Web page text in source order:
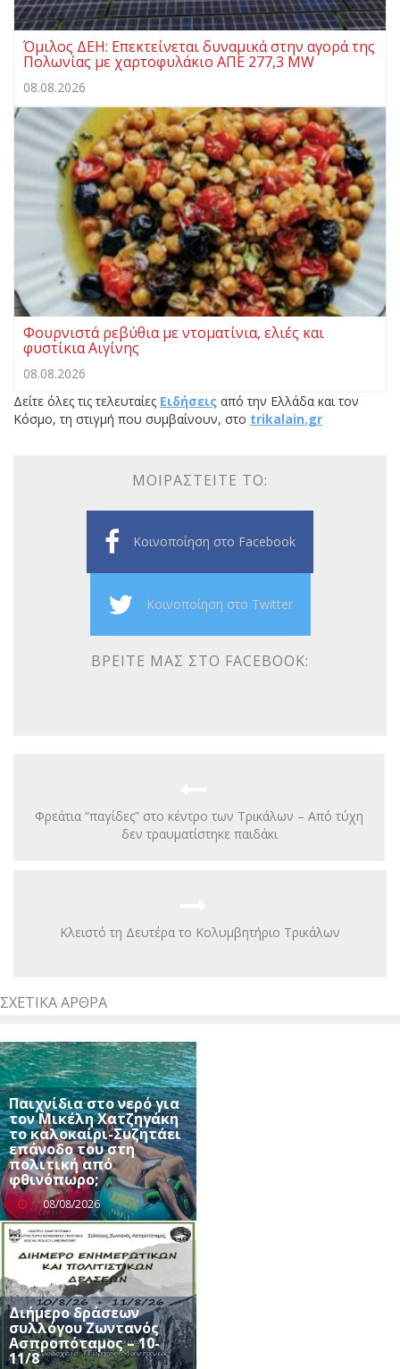
Όμιλος ΔΕΗ: Επεκτείνεται δυναμικά στην αγορά της
Πολωνίας με χαρτοφυλάκιο ΑΠΕ 277,3 MW
08.08.2026
Φουρνιστά ρεβύθια με ντοματίνια, ελιές και
φυστίκια Αιγίνης
08.08.2026
Δείτε όλες τις τελευταίες Ειδήσεις από την Ελλάδα και τον
Κόσμο, τη στιγμή που συμβαίνουν, στο trikalain.gr
ΜΟΙΡΑΣΤΕΊΤΕ ΤΟ:
Κοινοποίηση στο Facebook
Κοινοποίηση στο Twitter
ΒΡΕΊΤΕ ΜΑΣ ΣΤΟ FACEBOOK:
Φρεάτια “παγίδες” στο κέντρο των Τρικάλων – Από τύχη
δεν τραυματίστηκε παιδάκι
Κλειστό τη Δευτέρα το Κολυμβητήριο Τρικάλων
ΣΧΕΤΙΚΆ ΆΡΘΡΑ
Παιχνίδια στο νερό για
τον Μικέλη Χατζηγάκη
το καλοκαίρι-Συζητάει
επάνοδο του στη
πολιτική από
φθινόπωρο;
08/08/2026
Διήμερο δράσεων
συλλόγου Ζωντανός
Ασπροπόταμος – 10-
11/8